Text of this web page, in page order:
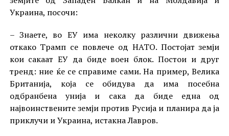
Украина, посочи:
– Знаете, во ЕУ има неколку различни движења
откако Трамп се повлече од НАТО. Постојат земји
кои сакаат ЕУ да биде воен блок. Постои и друг
тренд: ние ќе се справиме сами. На пример, Велика
Британија, која се обидува да има посебна
одбранбена унија и сака да биде една од
највоинствените земји против Русија и планира да ја
приклучи и Украина, истакна Лавров.